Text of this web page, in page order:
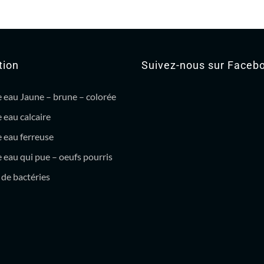
eau Jaune – brune – colorée
eau calcaire
eau ferreuse
eau qui pue – oeufs pourris
bactéries
Suivez-nous sur